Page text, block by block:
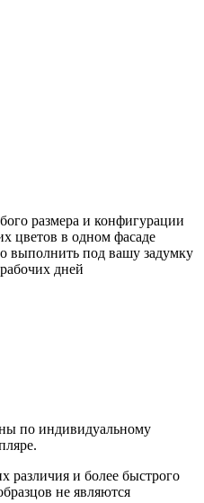
размера и конфигурации
цветов в одном фасаде
выполнить под вашу задумку
дней
по индивидуальному
различия и более быстрого
не являются